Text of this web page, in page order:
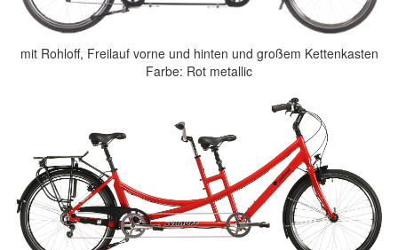
mit Rohloff, Freilauf vorne und hinten und großem Kettenkasten
Farbe: Rot metallic